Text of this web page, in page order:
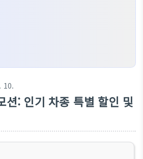
10.
션: 인기 차종 특별 할인 및